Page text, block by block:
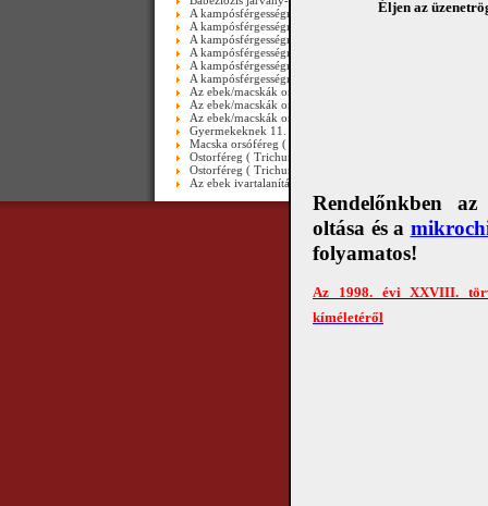
Éljen az
Rendelőnkben az
oltása és a
folyamatos!
Az 1998. évi XXVIII.
kíméletéről
A kampósférgességről (Ancylostomosis) III. rész
A kampósférgességről (Ancylostomosis) III. rész_video
A kampósférgességről (Ancylostomosis) II. rész_video
A kampósférgességről (Ancylostomosis) II. rész
A kampósférgességről (Ancylostomosis) I. rész_video
A kampósférgességről (Ancylostomosis) I. rész
Az ebek/macskák orsóférgességéről III. rész - video
Az ebek/macskák orsóférgességéről ( II.rész ) - video
Az ebek/macskák orsóférgességéről ( I. rész ) - video
Gyermekeknek 11. ( Macska lépcsőzik )
Macska orsóféreg ( Toxocara cati ) lárvája-videó
Ostorféreg ( Trichuris trichiura ) emberi vastagbélben-
Ostorféreg ( Trichuris trichiura ) endoszkóppal-videó
Az ebek ivartalanításáról
Copyright © 2010